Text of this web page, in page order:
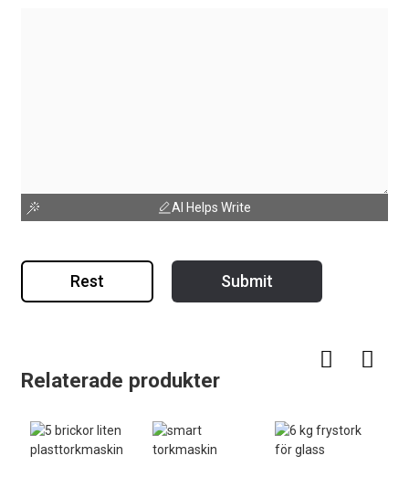
AI Helps Write
Rest Submit
Relaterade produkter